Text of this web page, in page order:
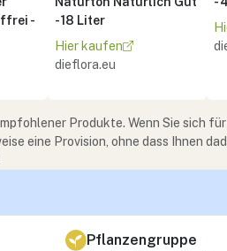
-
- 18 Liter
Hier kaufen
dieflora.eu
Produkte. Wenn Sie sich
eine Provision, ohne dass Ihnen
Pflanzengruppe